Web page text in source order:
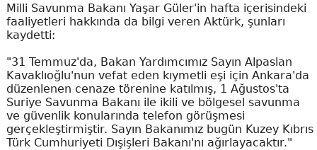
Milli Savunma Bakanı Yaşar Güler'in hafta içerisindeki
faaliyetleri hakkında da bilgi veren Aktürk, şunları
kaydetti:
"31 Temmuz'da, Bakan Yardımcımız Sayın Alpaslan
Kavaklıoğlu'nun vefat eden kıymetli eşi için Ankara'da
düzenlenen cenaze törenine katılmış, 1 Ağustos'ta
Suriye Savunma Bakanı ile ikili ve bölgesel savunma
ve güvenlik konularında telefon görüşmesi
gerçekleştirmiştir. Sayın Bakanımız bugün Kuzey Kıbrıs
Türk Cumhuriyeti Dışişleri Bakanı'nı ağırlayacaktır."